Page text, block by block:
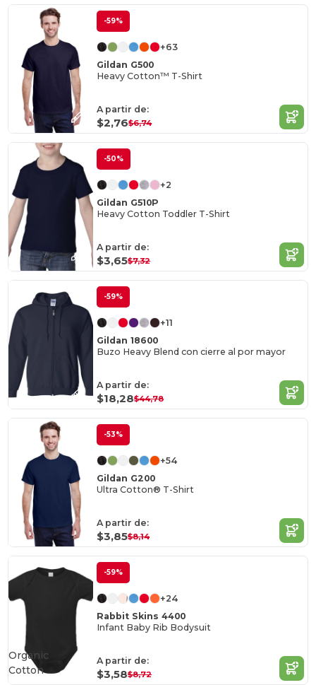
-59%
+63
Gildan G500
Heavy Cotton™ T-Shirt
A partir de:
$2,76$6,74
-50%
+2
Gildan G510P
Heavy Cotton Toddler T-Shirt
A partir de:
$3,65$7,32
-59%
+11
Gildan 18600
Buzo Heavy Blend con cierre al por mayor
A partir de:
$18,28$44,78
-53%
+54
Gildan G200
Ultra Cotton® T-Shirt
A partir de:
$3,85$8,14
-59%
+24
Rabbit Skins 4400
Infant Baby Rib Bodysuit
A partir de:
$3,58$8,72
Organic
Cotton